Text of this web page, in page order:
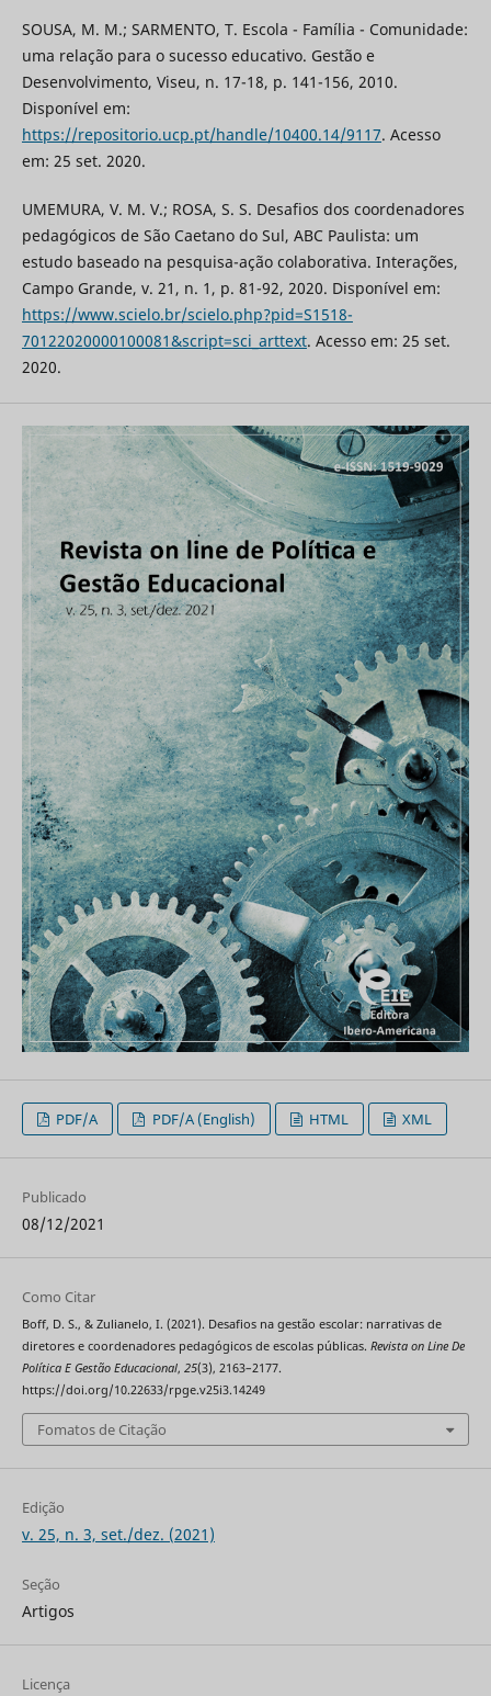
SOUSA, M. M.; SARMENTO, T. Escola - Família - Comunidade:
uma relação para o sucesso educativo. Gestão e
Desenvolvimento, Viseu, n. 17-18, p. 141-156, 2010.
Disponível em:
https://repositorio.ucp.pt/handle/10400.14/9117. Acesso
em: 25 set. 2020.
UMEMURA, V. M. V.; ROSA, S. S. Desafios dos coordenadores
pedagógicos de São Caetano do Sul, ABC Paulista: um
estudo baseado na pesquisa-ação colaborativa. Interações,
Campo Grande, v. 21, n. 1, p. 81-92, 2020. Disponível em:
https://www.scielo.br/scielo.php?pid=S1518-
70122020000100081&script=sci_arttext. Acesso em: 25 set.
2020.
PDF/A PDF/A (English) HTML XML
Publicado
08/12/2021
Como Citar
Boff, D. S., & Zulianelo, I. (2021). Desafios na gestão escolar: narrativas de
diretores e coordenadores pedagógicos de escolas públicas. Revista on Line De
Política E Gestão Educacional, 25(3), 2163–2177.
https://doi.org/10.22633/rpge.v25i3.14249
Fomatos de Citação
Edição
v. 25, n. 3, set./dez. (2021)
Seção
Artigos
Licença